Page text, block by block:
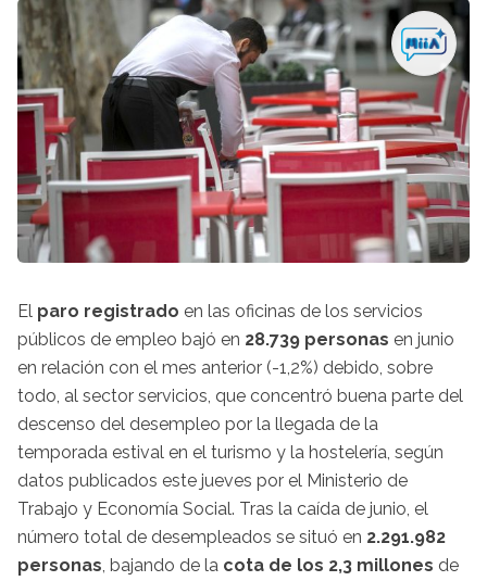
El paro registrado en las oficinas de los servicios
públicos de empleo bajó en 28.739 personas en junio
en relación con el mes anterior (-1,2%) debido, sobre
todo, al sector servicios, que concentró buena parte del
descenso del desempleo por la llegada de la
temporada estival en el turismo y la hostelería, según
datos publicados este jueves por el Ministerio de
Trabajo y Economía Social. Tras la caída de junio, el
número total de desempleados se situó en 2.291.982
personas, bajando de la cota de los 2,3 millones de